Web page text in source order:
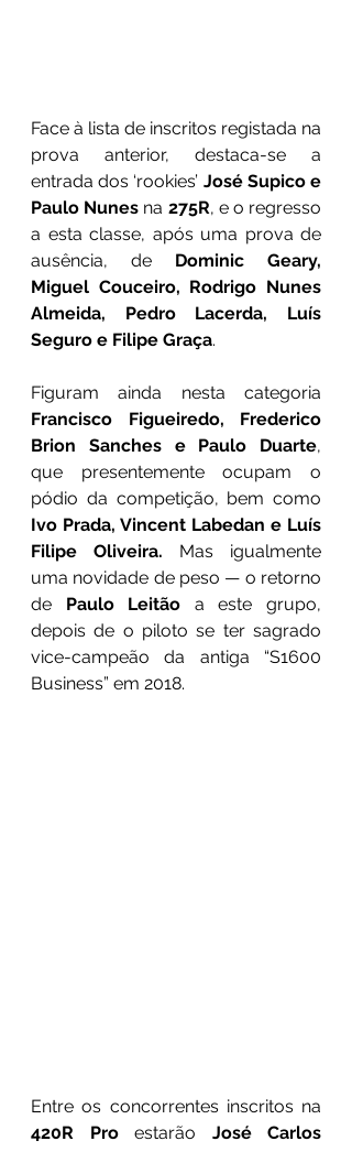
Face à lista de inscritos registada na
prova anterior, destaca-se a
entrada dos ‘rookies’ José Supico e
Paulo Nunes na 275R, e o regresso
a esta classe, após uma prova de
ausência, de Dominic Geary,
Miguel Couceiro, Rodrigo Nunes
Almeida, Pedro Lacerda, Luís
Seguro e Filipe Graça.
Francisco Figueiredo, Frederico
Brion Sanches e Paulo Duarte,
que presentemente ocupam o
pódio da competição, bem como
Ivo Prada, Vincent Labedan e Luís
Filipe Oliveira. Mas igualmente
uma novidade de peso — o retorno
de Paulo Leitão a este grupo,
depois de o piloto se ter sagrado
vice-campeão da antiga “S1600
Business” em 2018.
420R Pro estarão José Carlos